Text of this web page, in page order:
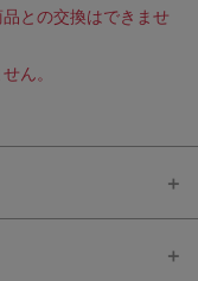
との交換はできませ
ん。